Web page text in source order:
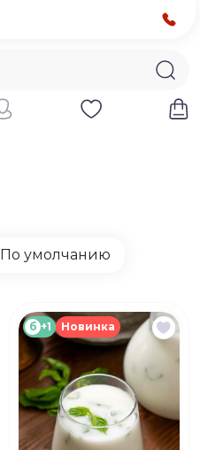
По умолчанию
б +1 Новинка